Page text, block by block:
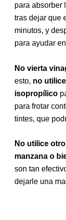
para absorber
tras dejar que
minutos, y
para ayudar
No vierta
esto, no
isopropílico
para frotar
tintes, que
No utilice
manzana o
son tan
dejarle una